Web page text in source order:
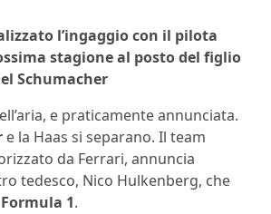
l’ingaggio con il pilota
stagione al posto del figlio
Schumacher
e praticamente annunciata.
e la Haas si separano. Il team
da Ferrari, annuncia
tedesco, Nico Hulkenberg, che
Formula 1.